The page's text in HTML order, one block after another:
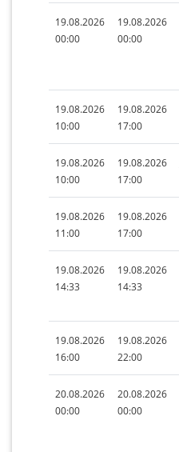
19.08.2026
00:00
19.08.2026
00:00
19.08.2026
10:00
19.08.2026
17:00
19.08.2026
10:00
19.08.2026
17:00
19.08.2026
11:00
19.08.2026
17:00
19.08.2026
14:33
19.08.2026
14:33
19.08.2026
16:00
19.08.2026
22:00
20.08.2026
00:00
20.08.2026
00:00